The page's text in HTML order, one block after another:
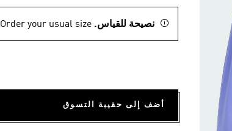
نصيحة للقياس.Order your usual size.
أضف إلى حقيبة التسوق